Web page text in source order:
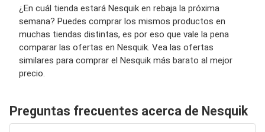
¿En cuál tienda estará Nesquik en rebaja la próxima
semana? Puedes comprar los mismos productos en
muchas tiendas distintas, es por eso que vale la pena
comparar las ofertas en Nesquik. Vea las ofertas
similares para comprar el Nesquik más barato al mejor
precio.
Preguntas frecuentes acerca de Nesquik